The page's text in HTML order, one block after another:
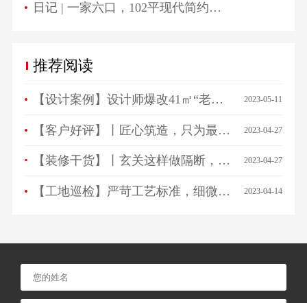
日记 | 一家六口，102平现代简约高颜值生活空间！
推荐阅读
【设计案例】设计师爆改41㎡“老破小”，一房变三房，住祖孙三代五口人不拥挤！ 2023-05-11
【客户好评】丨匠心筑造，只为最美相遇，来看看ta们怎么说… 2023-04-27
【装修干货】丨玄关这样做隔断，一进门就被惊艳！ 2023-04-27
【工地巡检】严苛工艺标准，细微之处见品质！ 2023-04-14